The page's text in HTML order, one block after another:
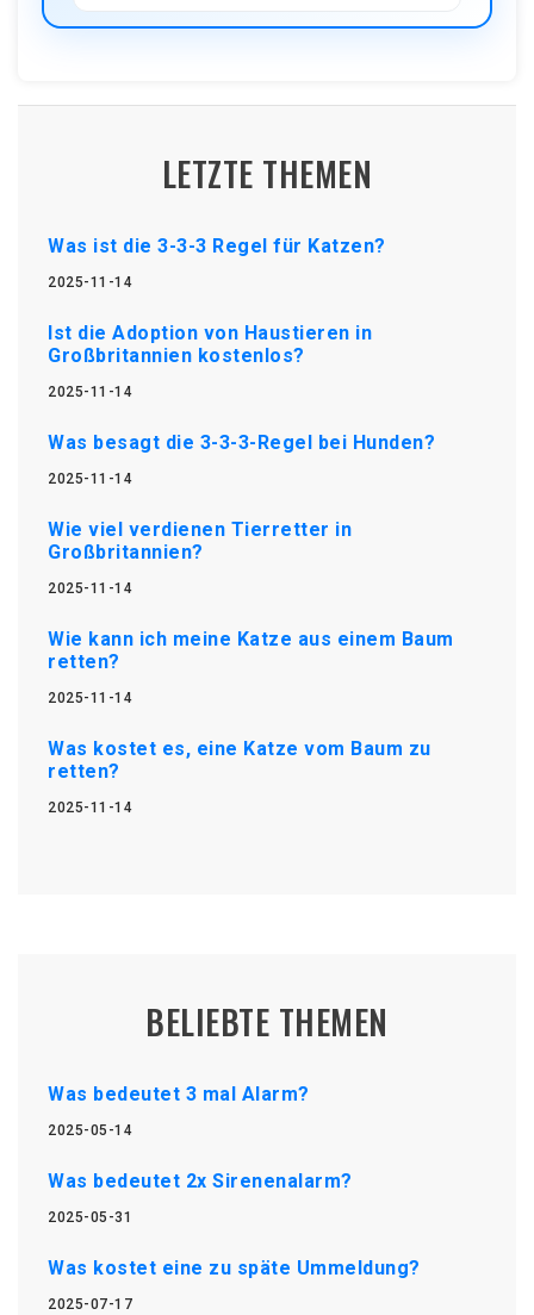
LETZTE THEMEN
Was ist die 3-3-3 Regel für Katzen?
2025-11-14
Ist die Adoption von Haustieren in
Großbritannien kostenlos?
2025-11-14
Was besagt die 3-3-3-Regel bei Hunden?
2025-11-14
Wie viel verdienen Tierretter in
Großbritannien?
2025-11-14
Wie kann ich meine Katze aus einem Baum
retten?
2025-11-14
Was kostet es, eine Katze vom Baum zu
retten?
2025-11-14
BELIEBTE THEMEN
Was bedeutet 3 mal Alarm?
2025-05-14
Was bedeutet 2x Sirenenalarm?
2025-05-31
Was kostet eine zu späte Ummeldung?
2025-07-17